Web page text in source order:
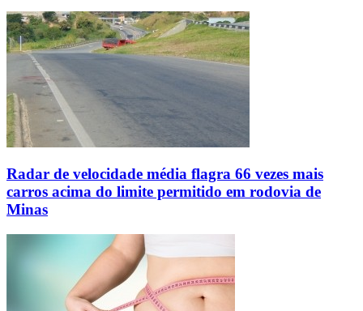
Radar de velocidade média flagra 66 vezes mais
carros acima do limite permitido em rodovia de
Minas